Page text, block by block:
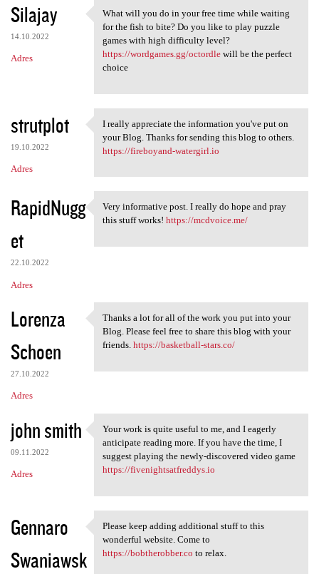
Silajay
14.10.2022
Adres
What will you do in your free
What will you do in your free time while waiting
for the fish to bite? Do you like to play puzzle
games with high difficulty level?
https://wordgames.gg/octordlewill be the perfect
choice
strutplot
19.10.2022
Adres
I really appreciate the
I really appreciate the information you've put on
your Blog. Thanks for sending this blog to others.
https://fireboyand-watergirl.io
RapidNugg
et
22.10.2022
Adres
Very informative post. I
Very informative post. I really do hope and pray
this stuff works! https://mcdvoice.me/
Lorenza
Schoen
27.10.2022
Adres
Thanks a lot for all of the
Thanks a lot for all of the work you put into your
Blog. Please feel free to share this blog with your
friends. https://basketball-stars.co/
john smith
09.11.2022
Adres
Your work is quite useful to
Your work is quite useful to me, and I eagerly
anticipate reading more. If you have the time, I
suggest playing the newly-discovered video game
https://fivenightsatfreddys.io
Gennaro
Swaniawsk
Please keep adding additional
Please keep adding additional stuff to this
wonderful website. Come to
https://bobtherobber.co to relax.